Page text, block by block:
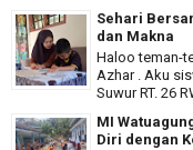
Sehari
dan Makna
Haloo teman-
Azhar . Aku
Suwur RT. 26
MI
Diri dengan